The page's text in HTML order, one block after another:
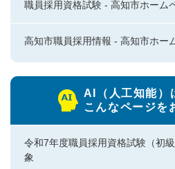
職員採用資格試験 - 高知市ホーム
高知市職員採用情報 - 高知市ホー
AI（人工知能）
こんなページを
令和7年度職員採用資格試験（初
象